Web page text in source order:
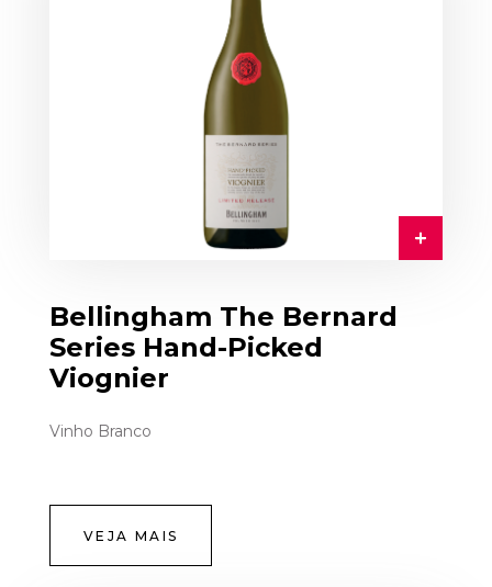
Bellingham The Bernard
Series Hand-Picked
Viognier
Vinho Branco
VEJA MAIS